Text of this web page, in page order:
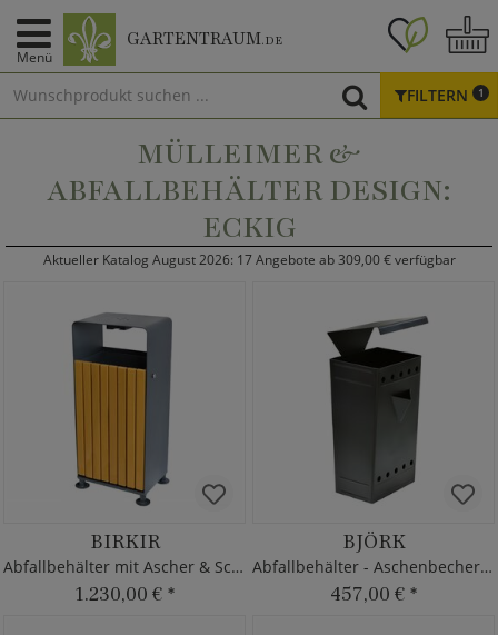
Menü
GARTENTRAUM.DE
FILTERN 1
MÜLLEIMER &
ABFALLBEHÄLTER DESIGN:
ECKIG
Aktueller Katalog August 2026: 17 Angebote ab 309,00 € verfügbar
BIRKIR
Abfallbehälter mit Ascher & Schutzdach
1.230,00 € *
BJÖRK
Abfallbehälter - Aschenbecher & Dach
457,00 € *